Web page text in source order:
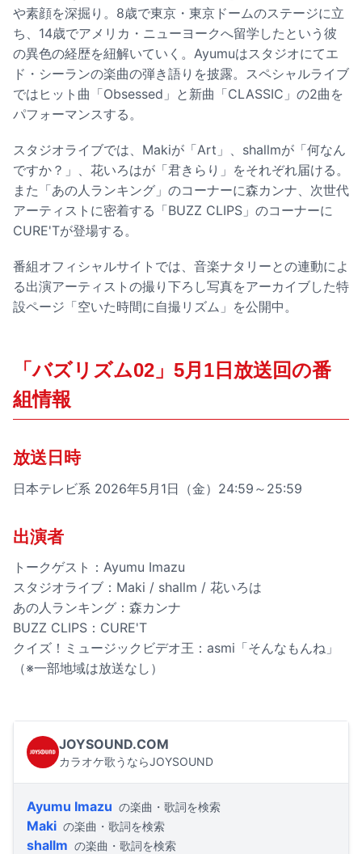
や素顔を深掘り。8歳で東京・東京ドームのステージに立
ち、14歳でアメリカ・ニューヨークへ留学したという彼
の異色の経歴を紐解いていく。Ayumuはスタジオにてエ
ド・シーランの楽曲の弾き語りを披露。スペシャルライブ
ではヒット曲「Obsessed」と新曲「CLASSIC」の2曲を
パフォーマンスする。
スタジオライブでは、Makiが「Art」、shallmが「何なん
ですか？」、花いろはが「君きらり」をそれぞれ届ける。
また「あの人ランキング」のコーナーに森カンナ、次世代
アーティストに密着する「BUZZ CLIPS」のコーナーに
CURE'Tが登場する。
番組オフィシャルサイトでは、音楽ナタリーとの連動によ
る出演アーティストの撮り下ろし写真をアーカイブした特
設ページ「空いた時間に自撮リズム」を公開中。
「バズリズム02」5月1日放送回の番
組情報
放送日時
日本テレビ系 2026年5月1日（金）24:59～25:59
出演者
トークゲスト：Ayumu Imazu
スタジオライブ：Maki / shallm / 花いろは
あの人ランキング：森カンナ
BUZZ CLIPS：CURE'T
クイズ！ミュージックビデオ王：asmi「そんなもんね」
（※一部地域は放送なし）
JOYSOUND.COM
カラオケ歌うならJOYSOUND
Ayumu Imazu の楽曲・歌詞を検索
Maki の楽曲・歌詞を検索
shallm の楽曲・歌詞を検索